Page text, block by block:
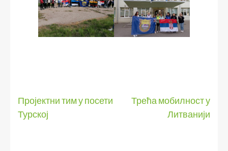
Кретање
чланка
Пројектни тим у посети
Турској
Трећа мобилност у
Литванији